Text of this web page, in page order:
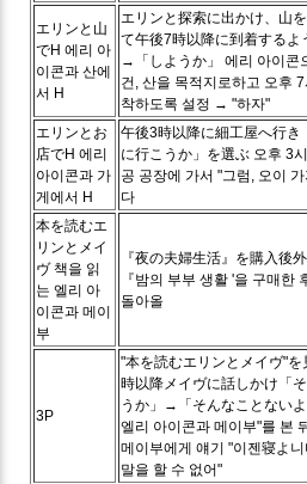
エリンと山
でH 에리 아
이콘과 산에
서 H
エリンと探索に出かけ、山
て午後7時以降に到着するよ
→「しようか」
에리 아이콘
건, 산을 목적지로하고 오후
착하도록 설정 → "하자"
エリンとお
店でH 에리
아이콘과 가
게에서 H
午後3時以降に細工屋へ行き
に行こうか」を選ぶ 오후 3
공 공장에 가서 "그럼, 오이
다
本を読むエ
リンとメイ
ヴ책을 읽
는 엘리 아
이콘과 메이
부
『夜の夫婦生活』を購入後
『밤의 부부 생활 '을 구매한
돌아올
3P
"本を読むエリンとメイヴ"を
時以降メイヴに話しかけ「
うか」→「そんなことないよ
엘리 아이콘과 메이부"를 본
메이부에게 얘기 "이젠寝よ
말을 할 수 없어"